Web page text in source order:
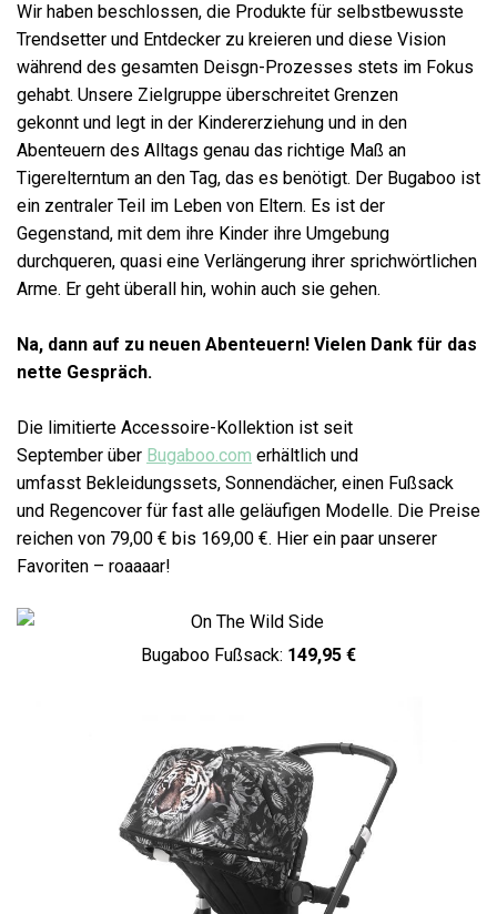
Wir haben beschlossen, die Produkte für selbstbewusste
Trendsetter und Entdecker zu kreieren und diese Vision
während des gesamten Deisgn-Prozesses stets im Fokus
gehabt. Unsere Zielgruppe überschreitet Grenzen
gekonnt und legt in der Kindererziehung und in den
Abenteuern des Alltags genau das richtige Maß an
Tigerelterntum an den Tag, das es benötigt. Der Bugaboo ist
ein zentraler Teil im Leben von Eltern. Es ist der
Gegenstand, mit dem ihre Kinder ihre Umgebung
durchqueren, quasi eine Verlängerung ihrer sprichwörtlichen
Arme. Er geht überall hin, wohin auch sie gehen.
Na, dann auf zu neuen Abenteuern! Vielen Dank für das
nette Gespräch.
Die limitierte Accessoire-Kollektion ist seit
September über Bugaboo.com erhältlich und
umfasst Bekleidungssets, Sonnendächer, einen Fußsack
und Regencover für fast alle geläufigen Modelle. Die Preise
reichen von 79,00 € bis 169,00 €. Hier ein paar unserer
Favoriten – roaaaar!
Bugaboo Fußsack: 149,95 €